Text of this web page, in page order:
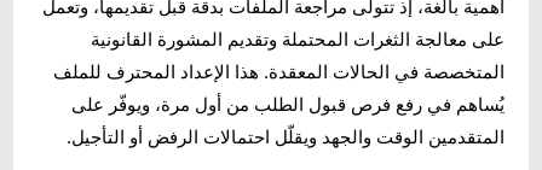
أهمية بالغة، إذ تتولى مراجعة الملفات بدقة قبل تقديمها، وتعمل
على معالجة الثغرات المحتملة وتقديم المشورة القانونية
المتخصصة في الحالات المعقدة. هذا الإعداد المحترف للملف
يُساهم في رفع فرص قبول الطلب من أول مرة، ويوفّر على
المتقدمين الوقت والجهد ويقلّل احتمالات الرفض أو التأجيل.